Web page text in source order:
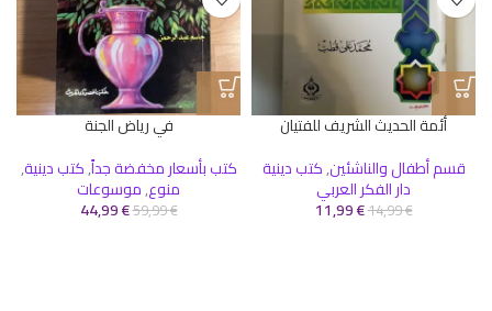
أئمة الحديث الشريف للفتيان
قسم أطفال والناشئين,كتب دينية
دار الفكر العربي
14,99€
11,99€
في رياض الجنة
كتب بأسعار مخفضة جداً,كتب دينية,
منوع,موسوعات
59,99€
44,99€